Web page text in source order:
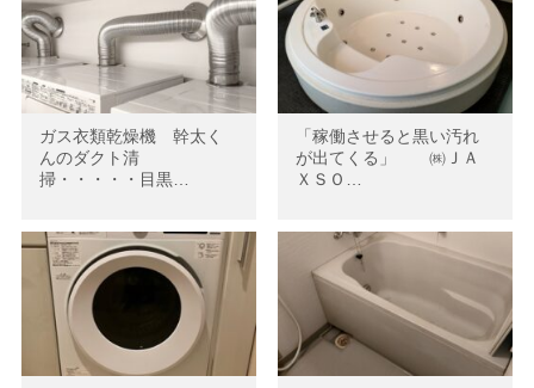
ガス衣類乾燥機 幹太く
んのダクト清
掃・・・・・目黒…
「稼働させると黒い汚れ
が出てくる」 ㈱ＪＡ
ＸＳＯ…